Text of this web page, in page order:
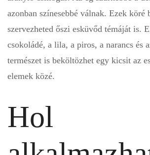
azonban színesebbé válnak. Ezek köré
szervezheted őszi esküvőd témáját is.
csokoládé, a lila, a piros, a narancs és
természet is beköltözhet egy kicsit az
elemek közé.
Hol